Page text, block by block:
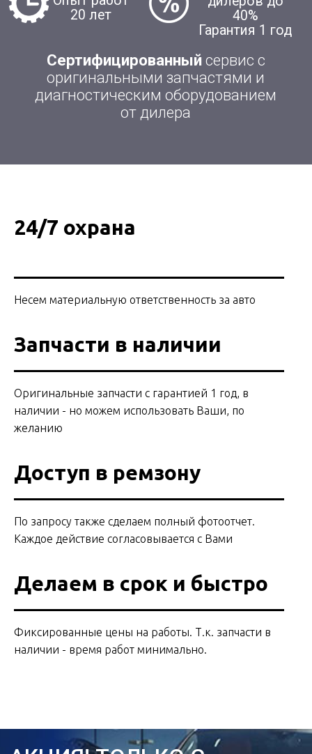
24/7 охрана
Несем материальную ответственность за авто
Запчасти в наличии
Оригинальные запчасти с гарантией 1 год, в
наличии - но можем использовать Ваши, по
желанию
Доступ в ремзону
По запросу также сделаем полный фотоотчет.
Каждое действие согласовывается с Вами
Делаем в срок и быстро
Фиксированные цены на работы. Т.к. запчасти в
наличии - время работ минимально.
15 СЕНТЯБРЯ ДО
31 МАРТА СКИДКА
НА РАБОТЫ -50%
с учетом скидки по акции
ОБРАТНЫЙ ЗВОНОК